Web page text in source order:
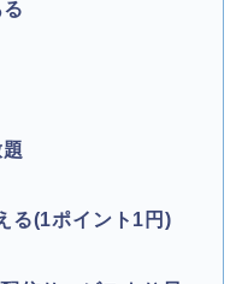
る(1ポイント1円)